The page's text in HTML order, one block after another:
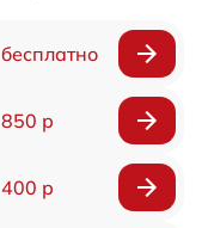
бесплатно
850 р
400 р